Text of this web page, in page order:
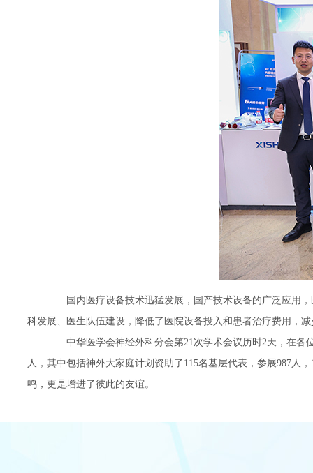
国内医疗设备技术迅猛发展，国产技术设备的广泛应用，
科发展、医生队伍建设，降低了医院设备投入和患者治疗费用，
中华医学会神经外科分会第21次学术会议历时2天，在各位
人，其中包括神外大家庭计划资助了115名基层代表，参展987人
鸣，更是增进了彼此的友谊。